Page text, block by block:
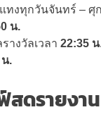
แทงทุกวันจันทร์ – ศุ
น.
างวัลเวลา 22:35 น
น.
สดรายงา